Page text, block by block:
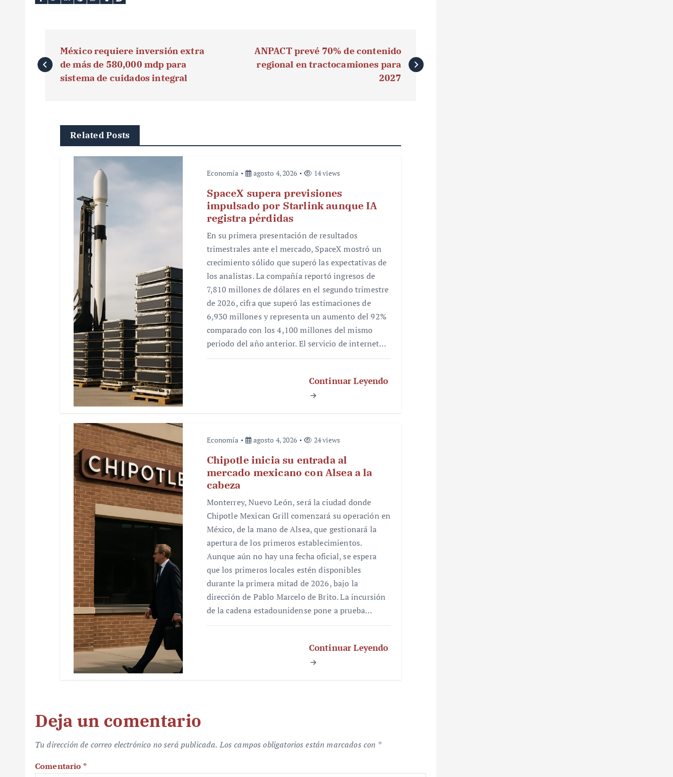
a
México requiere inversión extra
de más de 580,000 mdp para
sistema de cuidados integral
ANPACT prevé 70% de contenido
regional en tractocamiones para
2027
Related Posts
Economía agosto 4, 2026 14 views
SpaceX supera previsiones
impulsado por Starlink aunque IA
registra pérdidas
En su primera presentación de resultados
trimestrales ante el mercado, SpaceX mostró un
crecimiento sólido que superó las expectativas de
los analistas. La compañía reportó ingresos de
7,810 millones de dólares en el segundo trimestre
de 2026, cifra que superó las estimaciones de
6,930 millones y representa un aumento del 92%
comparado con los 4,100 millones del mismo
periodo del año anterior. El servicio de internet…
Continuar Leyendo
Economía agosto 4, 2026 24 views
Chipotle inicia su entrada al
mercado mexicano con Alsea a la
cabeza
Monterrey, Nuevo León, será la ciudad donde
Chipotle Mexican Grill comenzará su operación en
México, de la mano de Alsea, que gestionará la
apertura de los primeros establecimientos.
Aunque aún no hay una fecha oficial, se espera
que los primeros locales estén disponibles
durante la primera mitad de 2026, bajo la
dirección de Pablo Marcelo de Brito. La incursión
de la cadena estadounidense pone a prueba…
Continuar Leyendo
Deja un comentario
Tu dirección de correo electrónico no será publicada. Los campos obligatorios están marcados con *
Comentario *